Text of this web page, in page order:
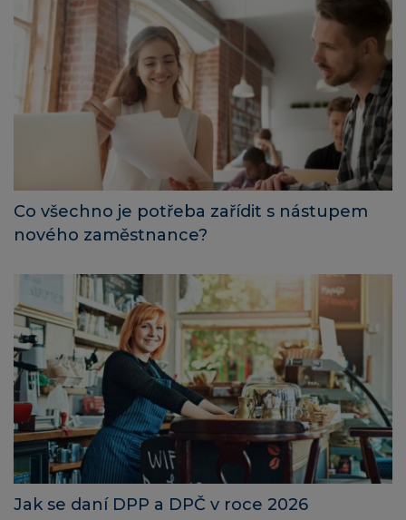
Co všechno je potřeba zařídit s nástupem
nového zaměstnance?
Jak se daní DPP a DPČ v roce 2026